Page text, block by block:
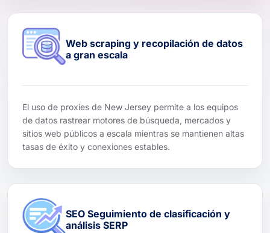
Web scraping y recopilación de datos
a gran escala
El uso de proxies de New Jersey permite a los equipos
de datos rastrear motores de búsqueda, mercados y
sitios web públicos a escala mientras se mantienen altas
tasas de éxito y conexiones estables.
SEO Seguimiento de clasificación y
análisis SERP